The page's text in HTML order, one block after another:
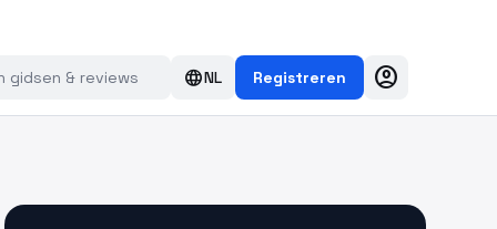
languageNL Registreren account_circle